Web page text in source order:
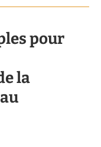
pour
la